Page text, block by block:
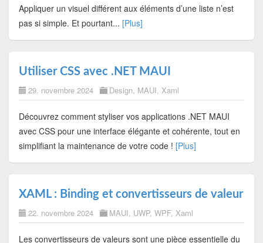
Appliquer un visuel différent aux éléments d’une liste n’est
pas si simple. Et pourtant... [Plus]
Utiliser CSS avec .NET MAUI
29. novembre 2024 Design, MAUI, Xaml
Découvrez comment styliser vos applications .NET MAUI
avec CSS pour une interface élégante et cohérente, tout en
simplifiant la maintenance de votre code ! [Plus]
XAML : Binding et convertisseurs de valeur
22. novembre 2024 MAUI, UWP, WPF, Xaml
Les convertisseurs de valeurs sont une pièce essentielle du